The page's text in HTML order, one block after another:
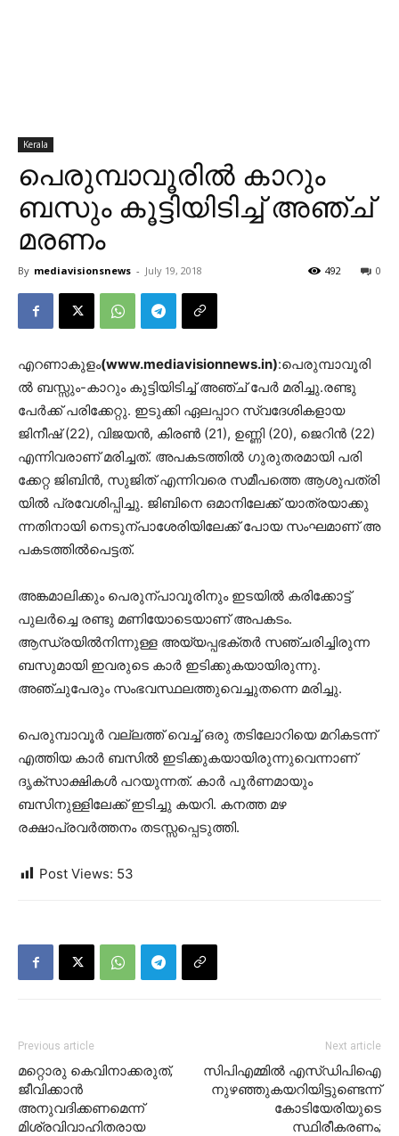
Kerala
പെരുമ്പാവൂരിൽ കാറും
ബസും കൂട്ടിയിടിച്ച് അഞ്ച്
മരണം
By mediavisionsnews - July 19, 2018 0
492
എറണാകുളം(www.mediavisionnews.in):പെരുമ്പാവൂരി
ൽ ബസ്സും-കാറും കുട്ടിയിടിച്ച് അഞ്ച് പേർ മരിച്ചു.രണ്ടു
പേര്‍ക്ക് പരിക്കേറ്റു. ഇടുക്കി ഏലപ്പാറ സ്വദേശികളായ
ജിനീഷ് (22), വിജയൻ, കിരൺ (21), ഉണ്ണി (20), ജെറിൻ (22)
എന്നിവരാണ് മരിച്ചത്. അ​പ​ക​ട​ത്തി​ൽ ഗു​രു​ത​ര​മാ​യി പ​രി​
ക്കേ​റ്റ ജി​ബി​ൻ, സു​ജി​ത് എ​ന്നി​വ​രെ സ​മീ​പ​ത്തെ ആ​ശു​പ​ത്രി​
യി​ൽ പ്ര​വേ​ശി​പ്പി​ച്ചു. ജി​ബി​നെ ഒമാനിലേക്ക് യാ​ത്ര​യാ​ക്കു​
ന്ന​തി​നാ​യി നെ​ടു​ന്പാ​ശേ​രി​യി​ലേ​ക്ക് പോ​യ സം​ഘ​മാ​ണ് അ​
പ​ക​ട​ത്തി​ൽ​പെ​ട്ട​ത്.
അ​ങ്ക​മാ​ലി​ക്കും പെ​രു​ന്പാ​വൂ​രി​നും ഇ​ട​യി​ൽ ക​രി​ക്കോ​ട്ട്
പുലര്‍ച്ചെ രണ്ടു മണിയോടെയാണ് അ​പ​ക​ടം.
ആന്ധ്രയില്‍നിന്നുള്ള അയ്യപ്പഭക്തര്‍ സഞ്ചരിച്ചിരുന്ന
ബസുമായി ഇവരുടെ കാര്‍ ഇടിക്കുകയായിരുന്നു.
അഞ്ചുപേരും സംഭവസ്ഥലത്തുവെച്ചുതന്നെ മരിച്ചു.
പെരുമ്പാവൂർ വല്ലത്ത് വെച്ച് ഒരു തടിലോറിയെ മറികടന്ന്
എത്തിയ കാർ ബസിൽ ഇടിക്കുകയായിരുന്നുവെന്നാണ്
ദൃക്സാക്ഷികൾ പറയുന്നത്. കാർ പൂർണമായും
ബസിനുള്ളിലേക്ക് ഇടിച്ചു കയറി. കനത്ത മഴ
രക്ഷാപ്രവർത്തനം തടസ്സപ്പെടുത്തി.
Post Views: 53
Previous article
മറ്റൊരു കെവിനാക്കരുത്,
ജീവിക്കാന്‍
അനുവദിക്കണമെന്ന്
മിശ്രവിവാഹിതരായ
Next article
സിപിഎമ്മില്‍ എസ്ഡിപിഐ
നുഴഞ്ഞുകയറിയിട്ടുണ്ടെന്ന്
കോടിയേരിയുടെ
സ്ഥിരീകരണം;